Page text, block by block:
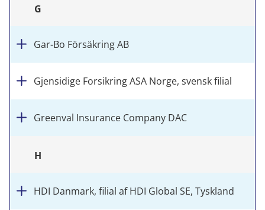
G
Gar-Bo Försäkring AB
Gjensidige Forsikring ASA Norge, svensk filial
Greenval Insurance Company DAC
H
HDI Danmark, filial af HDI Global SE, Tyskland